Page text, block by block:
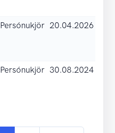
Persónukjör 20.04.2026
Persónukjör 30.08.2024